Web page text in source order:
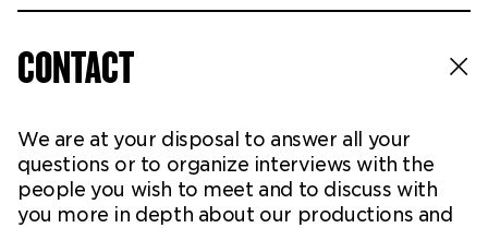
CONTACT
We are at your disposal to answer all your
questions or to organize interviews with the
people you wish to meet and to discuss with
you more in depth about our productions and